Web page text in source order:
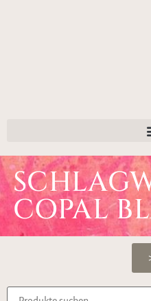
COPAL